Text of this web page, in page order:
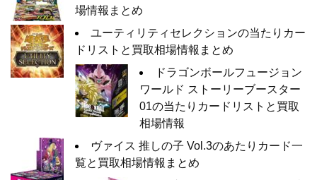
場情報まとめ
ユーティリティセレクションの当たりカー
ドリストと買取相場情報まとめ
ドラゴンボールフュージョン
ワールド ストーリーブースター
01の当たりカードリストと買取
相場情報
ヴァイス 推しの子 Vol.3のあたりカード一
覧と買取相場情報まとめ